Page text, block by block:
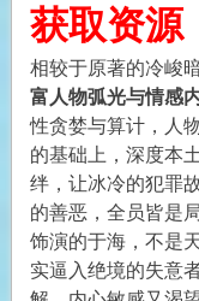
获取资源
相较于原著的冷峻
富人物弧光与情感
性贪婪与算计，人
的基础上，深度本
绊，让冰冷的犯罪
的善恶，全员皆是
饰演的于海，不是
实逼入绝境的失意